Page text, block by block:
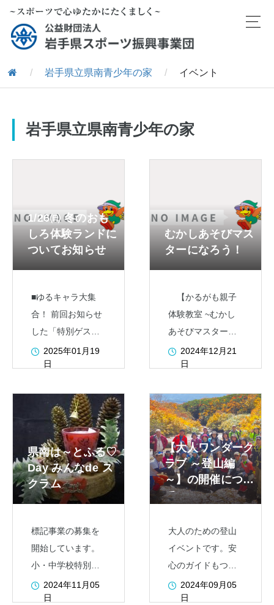
/ 岩手県立県南青少年の家 / イベント
岩手県立県南青少年の家
1/26㈰ 冬のおも
しろ体験ランドに
ついてお知らせ
■ゆるキャラ大集
合！ 前回お知らせ
した「特別ゲス
ト」が遊びに来て
くれることになり
をはじめとした10
を超える「ゆるキ
ャラ」たちが遊び
に来てくれます。
どのキャラクター
に会えるかな？
2025年01月19
日
むかしあそびマス
ターになろう！
【かるがも親子
体験教室 ~むかし
あそびマスター編~
】の募集を開始し
ました！ 初めて
は、”むかしのあそ
び”をテーマとし
て、オリジナルの
竹とんぼを作って
研修室などで飛ば
してみ
2024年12月21
日
県南は～とふる♡
Day みんなde ス
クラム
標記事業の募集を
開始しています。
小・中学校特別支
援学級在籍のお子
さんと保護者の方
2024年11月05
日
【大人ワンダーク
ラブ ～登山編
～】の開催につい
て
大人のための登山
イベントです。安
心のガイドもつい
て、ゆっくりゆっ
くり登る栗駒山を
2024年09月05
日